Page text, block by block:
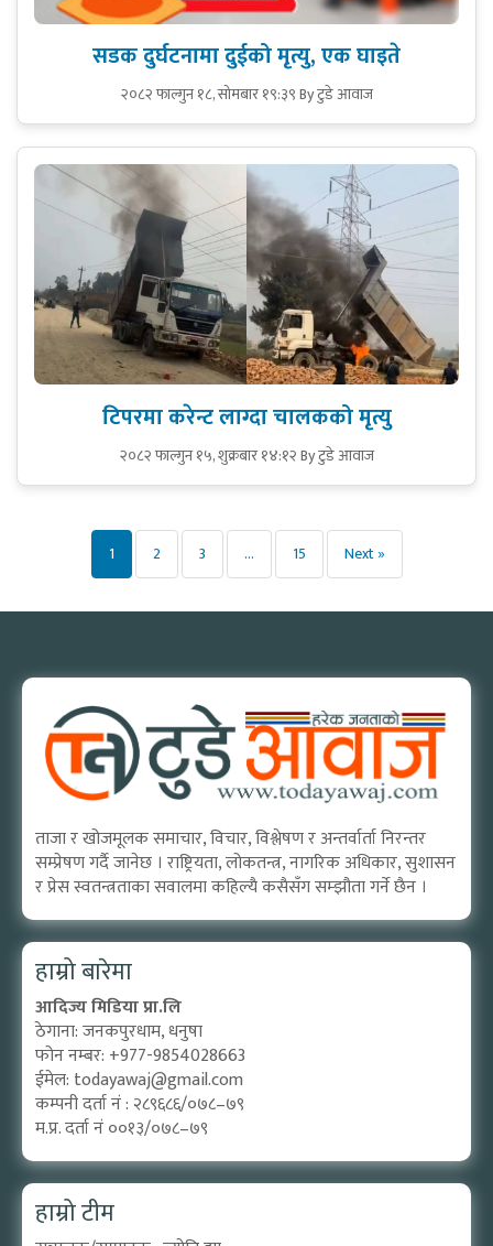
सडक दुर्घटनामा दुईको मृत्यु, एक घाइते
२०८२ फाल्गुन १८, सोमबार १९:३९By टुडे आवाज
टिपरमा करेन्ट लाग्दा चालकको मृत्यु
२०८२ फाल्गुन १५, शुक्रबार १४:१२By टुडे आवाज
Posts
pagination
1 2 3 … 15 Next »
ताजा र खोजमूलक समाचार, विचार, विश्लेषण र अन्तर्वार्ता निरन्तर
सम्प्रेषण गर्दै जानेछ । राष्ट्रियता, लोकतन्त्र, नागरिक अधिकार, सुशासन
र प्रेस स्वतन्त्रताका सवालमा कहिल्यै कसैसँग सम्झौता गर्ने छैन ।
हाम्रो बारेमा
आदिज्य मिडिया प्रा.लि
ठेगाना: जनकपुरधाम, धनुषा
फोन नम्बर: +977-9854028663
ईमेल: todayawaj@gmail.com
कम्पनी दर्ता नं : २८९६८६/०७८–७९
म.प्र. दर्ता नं ००१३/०७८–७९
हाम्रो टीम